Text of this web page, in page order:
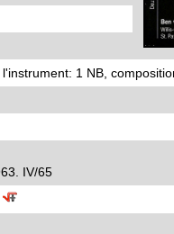
1 NB,
IV/65